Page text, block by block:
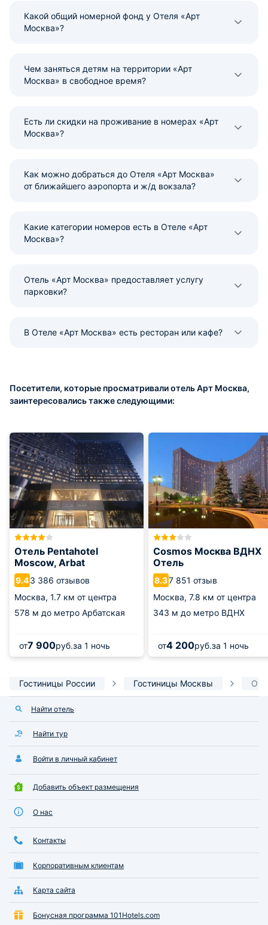
Какой общий номерной фонд у Отеля «Арт
Москва»?
Чем заняться детям на территории «Арт
Москва» в свободное время?
Есть ли скидки на проживание в номерах «Арт
Москва»?
Как можно добраться до Отеля «Арт Москва»
от ближайшего аэропорта и ж/д вокзала?
Какие категории номеров есть в Отеле «Арт
Москва»?
Отель «Арт Москва» предоставляет услугу
парковки?
В Отеле «Арт Москва» есть ресторан или кафе?
Посетители, которые просматривали отель Арт Москва,
заинтересовались также следующими:
Отель Pentahotel
Moscow, Arbat
9.43 386 отзывов
Москва, 1.7 км от центра
578 м до метро Арбатская
от7 900руб.за 1 ночь
Cosmos Москва ВДНХ
Отель
8.37 851 отзыв
Москва, 7.8 км от центра
343 м до метро ВДНХ
от4 200руб.за 1 ночь
Гостиницы России Гостиницы Москвы
Найти отель
Найти тур
Войти в личный кабинет
Добавить объект размещения
О нас
Контакты
Корпоративным клиентам
Карта сайта
Бонусная программа 101Hotels.com